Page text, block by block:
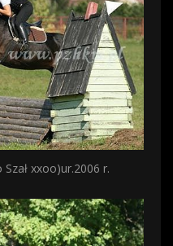
xxoo)ur.2006 r.